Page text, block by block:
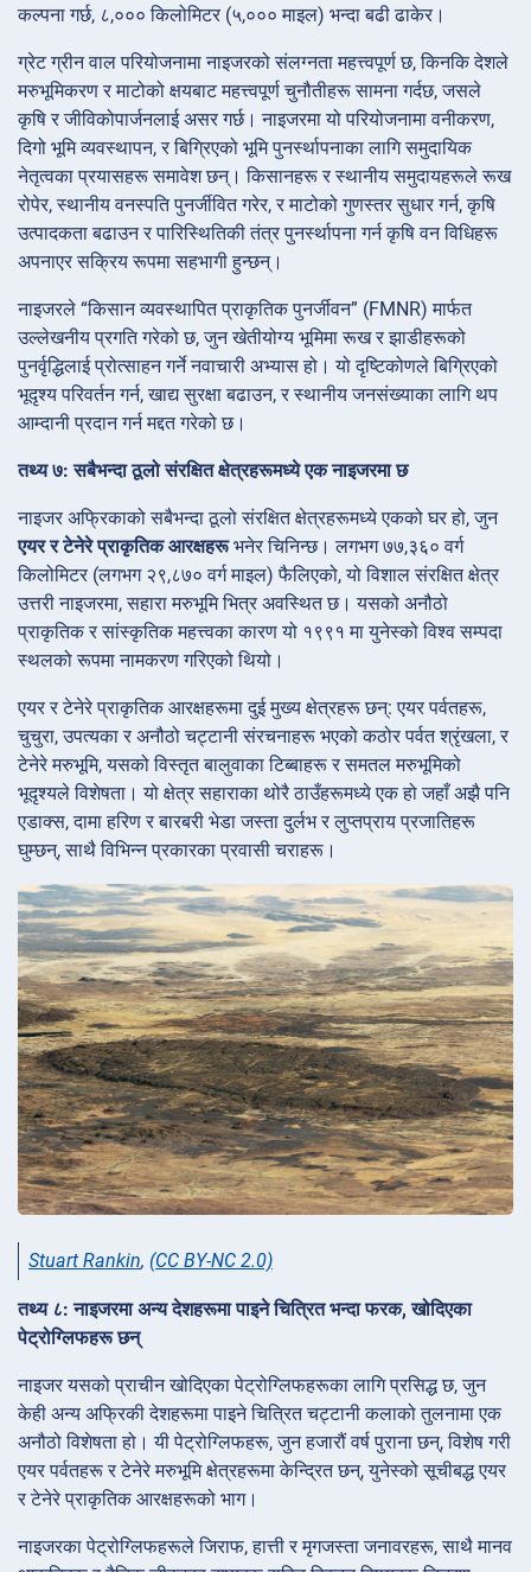
कल्पना गर्छ, ८,००० किलोमिटर (५,००० माइल) भन्दा बढी ढाकेर।
ग्रेट ग्रीन वाल परियोजनामा नाइजरको संलग्नता महत्त्वपूर्ण छ, किनकि देशले
मरुभूमिकरण र माटोको क्षयबाट महत्त्वपूर्ण चुनौतीहरू सामना गर्दछ, जसले
कृषि र जीविकोपार्जनलाई असर गर्छ। नाइजरमा यो परियोजनामा वनीकरण,
दिगो भूमि व्यवस्थापन, र बिग्रिएको भूमि पुनर्स्थापनाका लागि समुदायिक
नेतृत्वका प्रयासहरू समावेश छन्। किसानहरू र स्थानीय समुदायहरूले रूख
रोपेर, स्थानीय वनस्पति पुनर्जीवित गरेर, र माटोको गुणस्तर सुधार गर्न, कृषि
उत्पादकता बढाउन र पारिस्थितिकी तंत्र पुनर्स्थापना गर्न कृषि वन विधिहरू
अपनाएर सक्रिय रूपमा सहभागी हुन्छन्।
नाइजरले “किसान व्यवस्थापित प्राकृतिक पुनर्जीवन” (FMNR) मार्फत
उल्लेखनीय प्रगति गरेको छ, जुन खेतीयोग्य भूमिमा रूख र झाडीहरूको
पुनर्वृद्धिलाई प्रोत्साहन गर्ने नवाचारी अभ्यास हो। यो दृष्टिकोणले बिग्रिएको
भूदृश्य परिवर्तन गर्न, खाद्य सुरक्षा बढाउन, र स्थानीय जनसंख्याका लागि थप
आम्दानी प्रदान गर्न मद्दत गरेको छ।
तथ्य ७: सबैभन्दा ठूलो संरक्षित क्षेत्रहरूमध्ये एक नाइजरमा छ
नाइजर अफ्रिकाको सबैभन्दा ठूलो संरक्षित क्षेत्रहरूमध्ये एकको घर हो, जुन
एयर र टेनेरे प्राकृतिक आरक्षहरूभनेर चिनिन्छ। लगभग ७७,३६० वर्ग
किलोमिटर (लगभग २९,८७० वर्ग माइल) फैलिएको, यो विशाल संरक्षित क्षेत्र
उत्तरी नाइजरमा, सहारा मरुभूमि भित्र अवस्थित छ। यसको अनौठो
प्राकृतिक र सांस्कृतिक महत्त्वका कारण यो १९९१ मा युनेस्को विश्व सम्पदा
स्थलको रूपमा नामकरण गरिएको थियो।
एयर र टेनेरे प्राकृतिक आरक्षहरूमा दुई मुख्य क्षेत्रहरू छन्: एयर पर्वतहरू,
चुचुरा, उपत्यका र अनौठो चट्टानी संरचनाहरू भएको कठोर पर्वत श्रृंखला, र
टेनेरे मरुभूमि, यसको विस्तृत बालुवाका टिब्बाहरू र समतल मरुभूमिको
भूदृश्यले विशेषता। यो क्षेत्र सहाराका थोरै ठाउँहरूमध्ये एक हो जहाँ अझै पनि
एडाक्स, दामा हरिण र बारबरी भेडा जस्ता दुर्लभ र लुप्तप्राय प्रजातिहरू
घुम्छन्, साथै विभिन्न प्रकारका प्रवासी चराहरू।
Stuart Rankin, (CC BY-NC 2.0)
तथ्य ८: नाइजरमा अन्य देशहरूमा पाइने चित्रित भन्दा फरक, खोदिएका
पेट्रोग्लिफहरू छन्
नाइजर यसको प्राचीन खोदिएका पेट्रोग्लिफहरूका लागि प्रसिद्ध छ, जुन
केही अन्य अफ्रिकी देशहरूमा पाइने चित्रित चट्टानी कलाको तुलनामा एक
अनौठो विशेषता हो। यी पेट्रोग्लिफहरू, जुन हजारौं वर्ष पुराना छन्, विशेष गरी
एयर पर्वतहरू र टेनेरे मरुभूमि क्षेत्रहरूमा केन्द्रित छन्, युनेस्को सूचीबद्ध एयर
र टेनेरे प्राकृतिक आरक्षहरूको भाग।
नाइजरका पेट्रोग्लिफहरूले जिराफ, हात्ती र मृगजस्ता जनावरहरू, साथै मानव